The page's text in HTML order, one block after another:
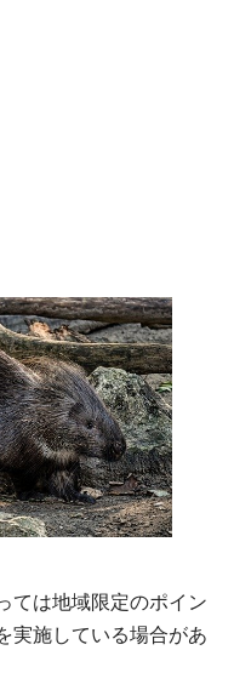
ては地域限定のポイン
実施している場合があ